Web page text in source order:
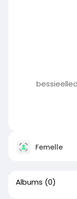
Femelle
Albums (0)